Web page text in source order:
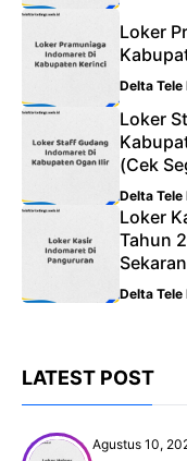
Loker
Delta
Loker
(Cek
Delta
Loker
Tahun
Delta
LATEST POST
Agustus 10,